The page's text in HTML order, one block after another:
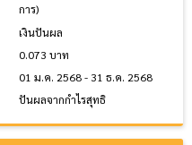
การ)
เงินปันผล
0.073 บาท
01 ม.ค. 2568 - 31 ธ.ค. 2568
ปันผลจากกำไรสุทธิ